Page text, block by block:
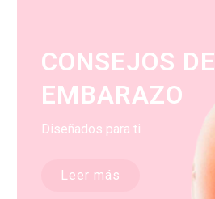
CONSEJOS DE
EMBARAZO
Diseñados para ti
Leer más